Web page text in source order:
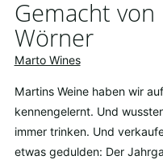
Gemacht
Wörner
Marto Wines
Martins Weine haben wir
kennengelernt. Und
immer trinken. Und
etwas gedulden: Der